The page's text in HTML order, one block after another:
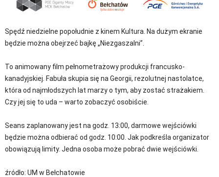
Spędź niedzielne popołudnie z kinem Kultura. Na dużym ekranie
będzie można obejrzeć bajkę „Niezgaszalni”.
To animowany film pełnometrażowy produkcji francusko-
kanadyjskiej. Fabuła skupia się na Georgii, rezolutnej nastolatce,
która od najmłodszych lat marzy o tym, aby zostać strażakiem.
Czy jej się to uda – warto zobaczyć osobiście.
Seans zaplanowany jest na godz. 13:00, darmowe wejściówki
będzie można odbierać od godz. 10:00. Jak podkreśla organizator
obowiązują limity. Jedna osoba może pobrać dwie wejściówki.
źródło: UM w Bełchatowie